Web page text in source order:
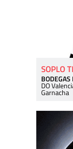
SOPLO
DO
Garnacha